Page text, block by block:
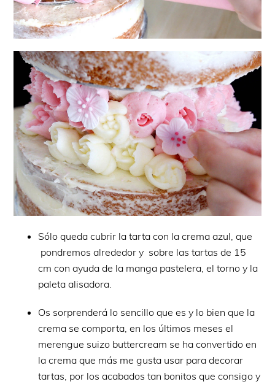
Sólo queda cubrir la tarta con la crema azul, que
pondremos alrededor y sobre las tartas de 15
cm con ayuda de la manga pastelera, el torno y la
paleta alisadora.
Os sorprenderá lo sencillo que es y lo bien que la
crema se comporta, en los últimos meses el
merengue suizo buttercream se ha convertido en
la crema que más me gusta usar para decorar
tartas, por los acabados tan bonitos que consigo y